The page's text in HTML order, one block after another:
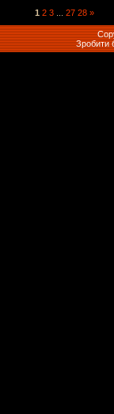
1 2 3 27 28 »
Зробити